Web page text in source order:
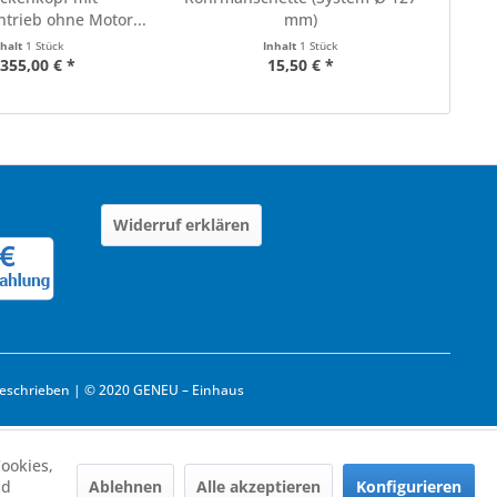
ohne Motor...
1 Stück
€ *
mm)
Inhalt 1 Stück
15,50 € *
Widerruf erklären
| © 2020 GENEU – Einhaus
Ablehnen Alle akzeptieren Konfigurieren